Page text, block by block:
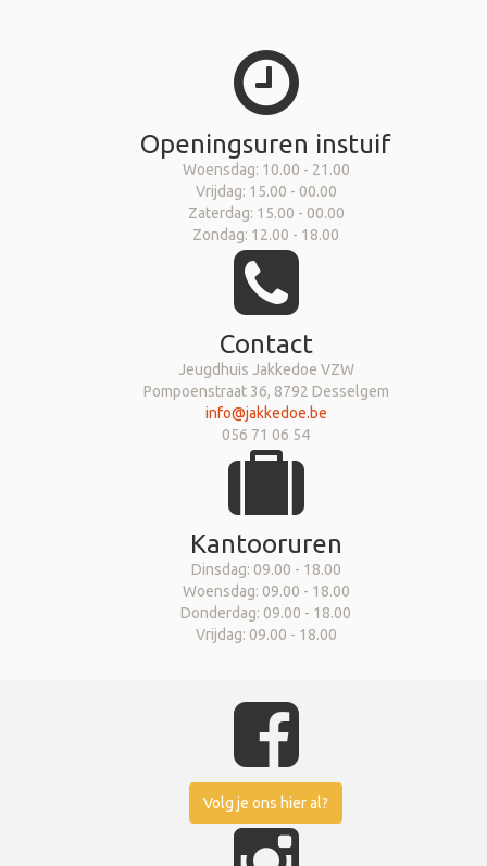
Openingsuren instuif
Woensdag: 10.00 - 21.00
Vrijdag: 15.00 - 00.00
Zaterdag: 15.00 - 00.00
Zondag: 12.00 - 18.00
Contact
Jeugdhuis Jakkedoe VZW
Pompoenstraat 36, 8792 Desselgem
info@jakkedoe.be
056 71 06 54
Kantooruren
Dinsdag: 09.00 - 18.00
Woensdag: 09.00 - 18.00
Donderdag: 09.00 - 18.00
Vrijdag: 09.00 - 18.00
Volg je ons hier al?